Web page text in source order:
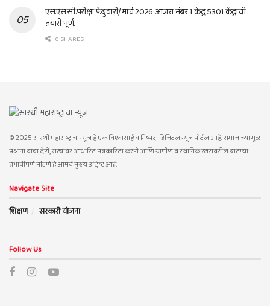
एस.एस.सी.परीक्षा फेब्रुवारी/ मार्च 2026 आजरा नंबर 1 केंद्र 5301 केंद्राची
तयारी पूर्ण.
0 SHARES
© 2025 सारथी महाराष्ट्राचा न्यूज हे एक विश्वासार्ह व निष्पक्ष डिजिटल न्यूज पोर्टल आहे. समाजाच्या मूळ
प्रश्नांना वाचा देणे, सत्यावर आधारित पत्रकारिता करणे आणि ग्रामीण व स्थानिक स्तरावरील बातम्या
प्रभावीपणे मांडणे हे आमचे मुख्य उद्दिष्ट आहे.
Navigate Site
शिक्षण
सरकारी योजना
Follow Us